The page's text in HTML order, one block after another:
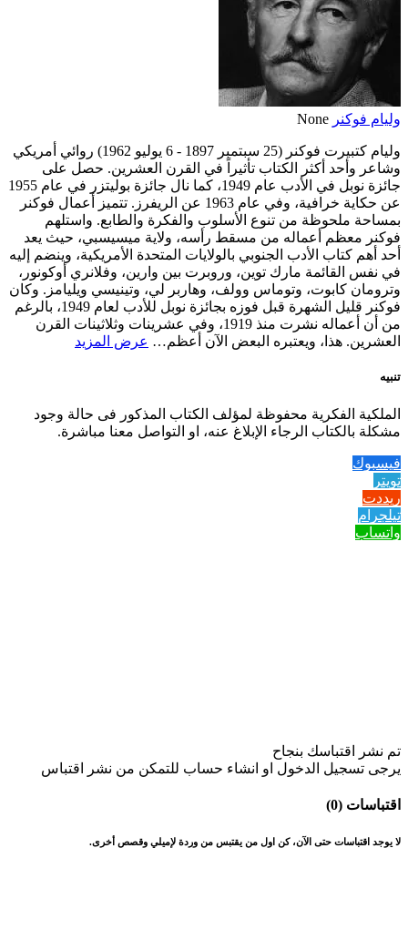
وليام فوكنر None
وليام كتبيرت فوكنر (25 سبتمبر 1897 - 6 يوليو 1962) روائي أمريكي
وشاعر وأحد أكثر الكتاب تأثيراً في القرن العشرين. حصل على
جائزة نوبل في الأدب عام 1949، كما نال جائزة بوليتزر في عام 1955
عن حكاية خرافية، وفي عام 1963 عن الريفرز. تتميز أعمال فوكنر
بمساحة ملحوظة من تنوع الأسلوب والفكرة والطابع. واستلهم
فوكنر معظم أعماله من مسقط رأسه، ولاية ميسيسبي، حيث يعد
أحد أهم كتاب الأدب الجنوبي بالولايات المتحدة الأمريكية، وينضم إليه
في نفس القائمة مارك توين، وروبرت بين وارين، وفلانري أوكونور،
وترومان كابوت، وتوماس وولف، وهاربر لي، وتينيسي ويليامز. وكان
فوكنر قليل الشهرة قبل فوزه بجائزة نوبل للأدب لعام 1949، بالرغم
من أن أعماله نشرت منذ 1919، وفي عشرينات وثلاثينات القرن
العشرين. هذا، ويعتبره البعض الآن أعظم… عرض المزيد
تنبيه
الملكية الفكرية محفوظة لمؤلف الكتاب المذكور فى حالة وجود
مشكلة بالكتاب الرجاء الإبلاغ عنه، او التواصل معنا مباشرة.
فيسبوك
تويتر
ريددت
تيلجرام
واتساب
تم نشر اقتباسك بنجاح
يرجى تسجيل الدخول او انشاء حساب للتمكن من نشر اقتباس
اقتباسات (0)
لا يوجد اقتباسات حتى الآن، كن اول من يقتبس من وردة لإميلي وقصص أخرى.